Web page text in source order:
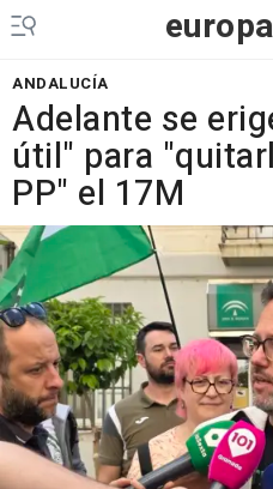
europa
ANDALUCÍA
Adelante se
útil" para
PP" el 17M